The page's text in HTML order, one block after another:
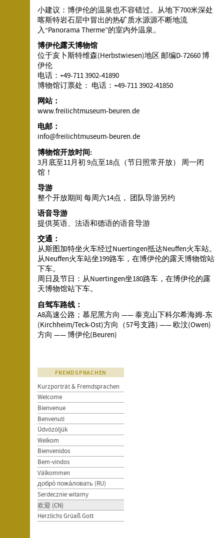
小建议：博伊伦的温泉也不容错过。从地下700米深处
喀斯特岩石层中冒出的热矿质水源源不断地流
入“Panorama Therme”的室内外温泉。
博伊伦露天博物馆
位于亥卜斯特维森(Herbstwiesen)地区 邮编D-72660 博
伊伦
电话：+49-711 3902-41890
博物馆订票处： 电话：+49-711 3902-41850
网站：
www.freilichtmuseum-beuren.de
电邮：
info@freilichtmuseum-beuren.de
博物馆开放时间:
3月底至11月初 9点至18点（节日照常开放） 周一闭
馆！
导游
整个开放期间 每周六14点， 团队导游另约
语音导游
提供英语、法语和德语的语音导游
交通：
从斯图加特坐火车经过Nuertingen抵达Neuffen火车站。
从Neuffen火车站坐199路车，在博伊伦的露天博物馆站
下车。
周日及节日：从Nuertingen坐180路车，在博伊伦的露
天博物馆站下车。
自驾车路线：
A8高速公路；慕尼黑方向 —— 泰克山下科尔希海姆-东
(Kirchheim/Teck-Ost)方向（57号支路) —— 欧汶(Owen)
方向 —— 博伊伦(Beuren)
FREMDSPRACHEN
Kurzporträt & Fremdsprachen
Welcome
Bienvenue
Benvenuti
Üdvözöljük
Welkom
Bienvenidos
Bem-vindos
Välkommen
добро́ пожа́ловать (RU)
Serdecznie witamy
欢迎 (CN)
Herzlichs Grüaß Gott